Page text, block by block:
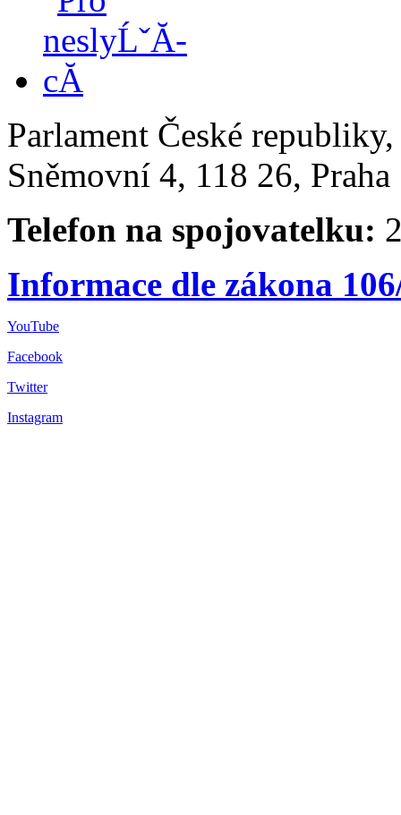
Parlament České
Sněmovní 4, 118 26,
Telefon na spojovatelku:
Informace dle zákona
YouTube
Facebook
Twitter
Instagram